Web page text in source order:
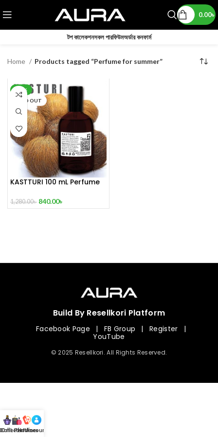
0.00৳
টপ কালেকশনসকল পারফিউমঅর্ডার কনফার্ম
Home Products tagged “Perfume for summer”
-34%
SOLD OUT
KASTTURI 100 mL Perfume
1,280.00৳ 840.00৳
Build By Resellkori Platform
Facebook Page | FB Group | Register
|
YouTube
© 2025 Resellkori. All Rights Reserved.
mL Perfumes
Hotline
Account